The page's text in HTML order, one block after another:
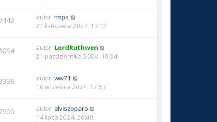
autor: rmps
21 listopada 2024, 17:12
autor: LordRuthwen
21 października 2024, 10:34
autor: ww71
10 września 2024, 17:57
autor: elviszoparo
14 lipca 2024, 20:40